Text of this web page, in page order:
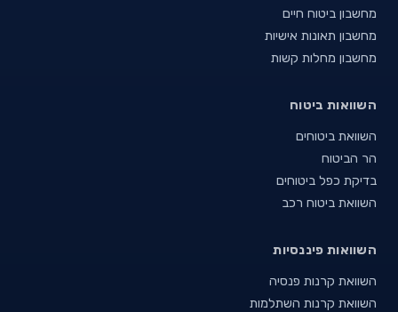
מחשבון ביטוח חיים
מחשבון תאונות אישיות
מחשבון מחלות קשות
השוואות ביטוח
השוואת ביטוחים
הר הביטוח
בדיקת כפל ביטוחים
השוואת ביטוח רכב
השוואות פיננסיות
השוואת קרנות פנסיה
השוואת קרנות השתלמות